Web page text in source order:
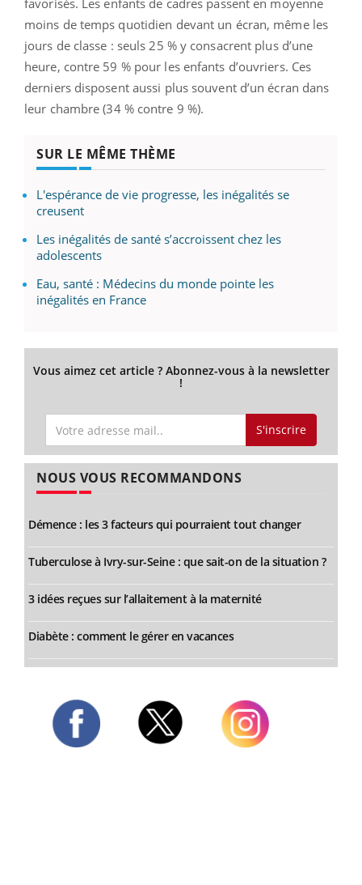
favorisés. Les enfants de cadres passent en moyenne
moins de temps quotidien devant un écran, même les
jours de classe : seuls 25 % y consacrent plus d’une
heure, contre 59 % pour les enfants d’ouvriers. Ces
derniers disposent aussi plus souvent d’un écran dans
leur chambre (34 % contre 9 %).
SUR LE MÊME THÈME
L'espérance de vie progresse, les inégalités se
creusent
Les inégalités de santé s’accroissent chez les
adolescents
Eau, santé : Médecins du monde pointe les
inégalités en France
Vous aimez cet article ? Abonnez-vous à la newsletter
!
S'inscrire
NOUS VOUS RECOMMANDONS
Démence : les 3 facteurs qui pourraient tout changer
Tuberculose à Ivry-sur-Seine : que sait-on de la situation ?
3 idées reçues sur l’allaitement à la maternité
Diabète : comment le gérer en vacances